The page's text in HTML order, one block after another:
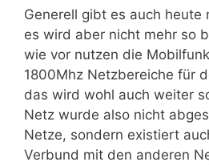
Generell gibt es auch heute
es wird aber nicht mehr so
wie vor nutzen die
1800Mhz Netzbereiche für
das wird wohl auch weiter
Netz wurde also nicht
Netze, sondern existiert
Verbund mit den anderen